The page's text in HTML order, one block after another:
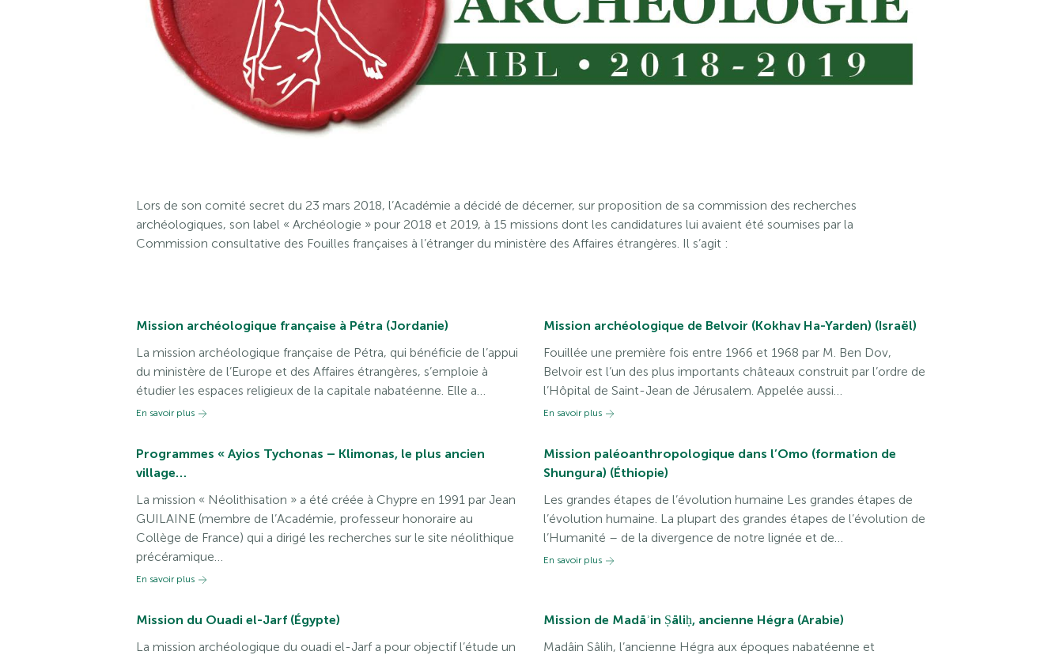
Lors de son comité secret du 23 mars 2018, l’Académie a décidé de décerner, sur proposition de sa commission des recherches
archéologiques, son label « Archéologie » pour 2018 et 2019, à 15 missions dont les candidatures lui avaient été soumises par la
Commission consultative des Fouilles françaises à l’étranger du ministère des Affaires étrangères. Il s’agit :
Mission archéologique française à Pétra (Jordanie)
La mission archéologique française de Pétra, qui bénéficie de l’appui
du ministère de l’Europe et des Affaires étrangères, s’emploie à
étudier les espaces religieux de la capitale nabatéenne. Elle a…
En savoir plus
Mission archéologique de Belvoir (Kokhav Ha-Yarden) (Israël)
Fouillée une première fois entre 1966 et 1968 par M. Ben Dov,
Belvoir est l’un des plus importants châteaux construit par l’ordre de
l’Hôpital de Saint-Jean de Jérusalem. Appelée aussi…
En savoir plus
Programmes « Ayios Tychonas – Klimonas, le plus ancien
village…
La mission « Néolithisation » a été créée à Chypre en 1991 par Jean
GUILAINE (membre de l’Académie, professeur honoraire au
Collège de France) qui a dirigé les recherches sur le site néolithique
précéramique…
En savoir plus
Mission paléoanthropologique dans l’Omo (formation de
Shungura) (Éthiopie)
Les grandes étapes de l’évolution humaine Les grandes étapes de
l’évolution humaine. La plupart des grandes étapes de l’évolution de
l’Humanité – de la divergence de notre lignée et de…
En savoir plus
Mission du Ouadi el-Jarf (Égypte)
La mission archéologique du ouadi el-Jarf a pour objectif l’étude un
Mission de Madāʾin Ṣāliḥ, ancienne Hégra (Arabie)
Madâin Sâlih, l’ancienne Hégra aux époques nabatéenne et